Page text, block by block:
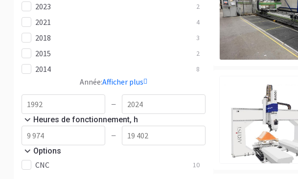
2023 2
2021 4
2018 3
2015 2
2014 8
Année:Afficher plus
—
Heures de fonctionnement, h
—
Options
CNC 10